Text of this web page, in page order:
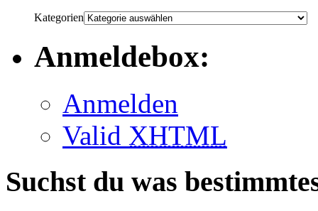
Kategorien
Anmeldebox:
Anmelden
Valid XHTML
Suchst du was